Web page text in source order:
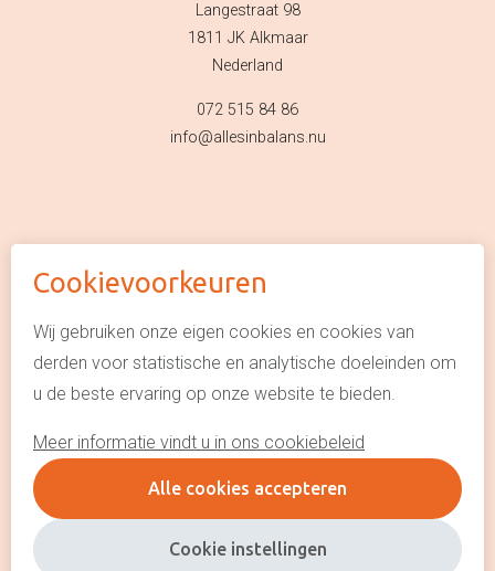
Langestraat 98
1811 JK Alkmaar
Nederland
072 515 84 86
info@allesinbalans.nu
© Alles in Balans NU
Algemene voorwaarden
Privacyverklaring
Cookie policy
This site is protected by reCAPTCHA
website door Webstart
Cookievoorkeuren
Wij gebruiken onze eigen cookies en cookies van
derden voor statistische en analytische doeleinden om
u de beste ervaring op onze website te bieden.
Meer informatie vindt u in ons cookiebeleid
Alle cookies accepteren
Cookie instellingen